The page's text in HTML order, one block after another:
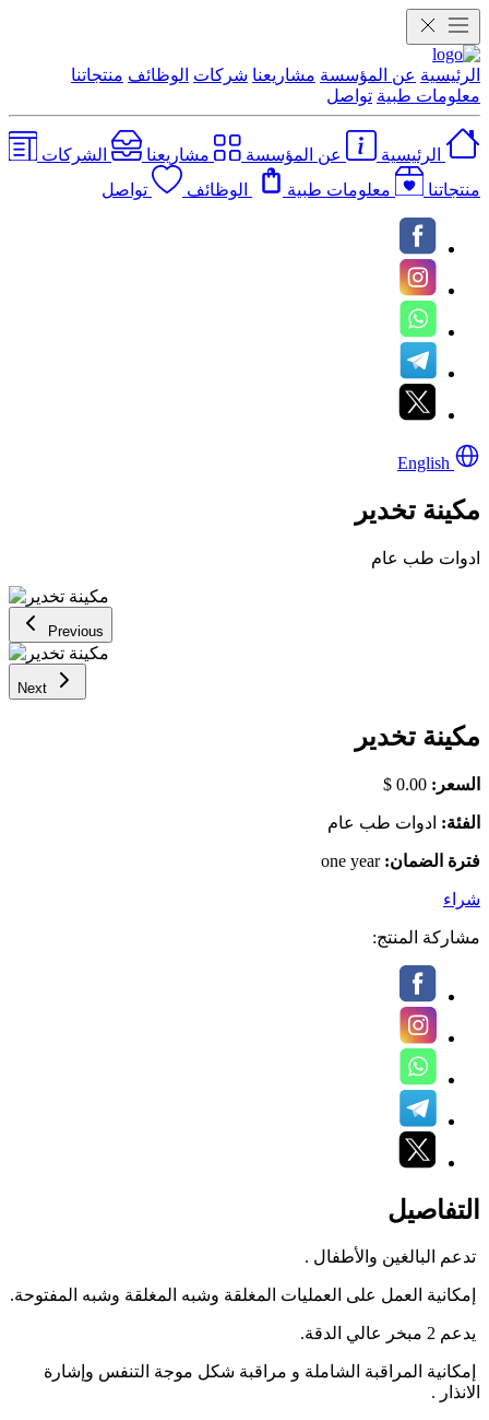
الرئيسية عن المؤسسة مشاريعنا شركات الوظائف منتجاتنا
معلومات طبية تواصل
الرئيسية عن المؤسسة مشاريعنا
الشركات
منتجاتنا
معلومات طبية الوظائف تواصل
مكينة تخدير
ادوات طب عام
Previous
Next
مكينة تخدير
السعر: 0.00 $
الفئة: ادوات طب عام
فترة الضمان: one year
شراء
مشاركة المنتج:
التفاصيل
تدعم البالغين والأطفال .
إمكانية العمل على العمليات المغلقة وشبه المغلقة وشبه المفتوحة.
يدعم 2 مبخر عالي الدقة.
إمكانية المراقبة الشاملة و مراقبة شكل موجة التنفس وإشارة
الانذار .